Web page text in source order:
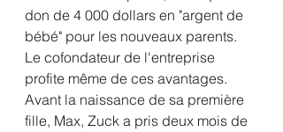
don de 4 000 dollars en "argent de
bébé" pour les nouveaux parents.
Le cofondateur de l'entreprise
profite même de ces avantages.
Avant la naissance de sa première
fille, Max, Zuck a pris deux mois de